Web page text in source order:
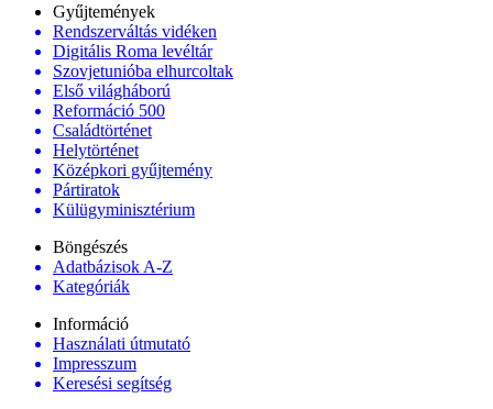
Gyűjtemények
Rendszerváltás vidéken
Digitális Roma levéltár
Szovjetunióba elhurcoltak
Első világháború
Reformáció 500
Családtörténet
Helytörténet
Középkori gyűjtemény
Pártiratok
Külügyminisztérium
Böngészés
Adatbázisok A-Z
Kategóriák
Információ
Használati útmutató
Impresszum
Keresési segítség